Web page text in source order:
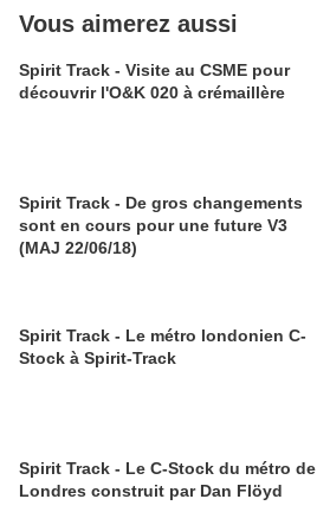
Vous aimerez aussi
Spirit Track - Visite au CSME pour
découvrir l'O&K 020 à crémaillère
Spirit Track - De gros changements
sont en cours pour une future V3
(MAJ 22/06/18)
Spirit Track - Le métro londonien C-
Stock à Spirit-Track
Spirit Track - Le C-Stock du métro de
Londres construit par Dan Flöyd